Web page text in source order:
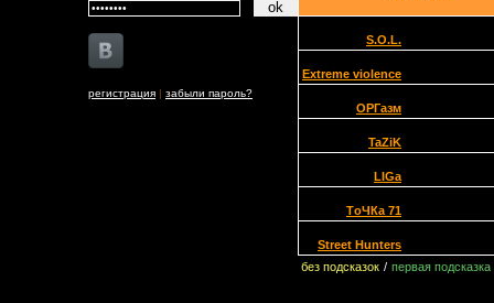
регистрация | забыли пароль?
S.O.L.
Extreme violence
ОРГазм
TaZiK
LIGa
TоЧКа 71
Street Hunters
без подсказок / первая подсказка